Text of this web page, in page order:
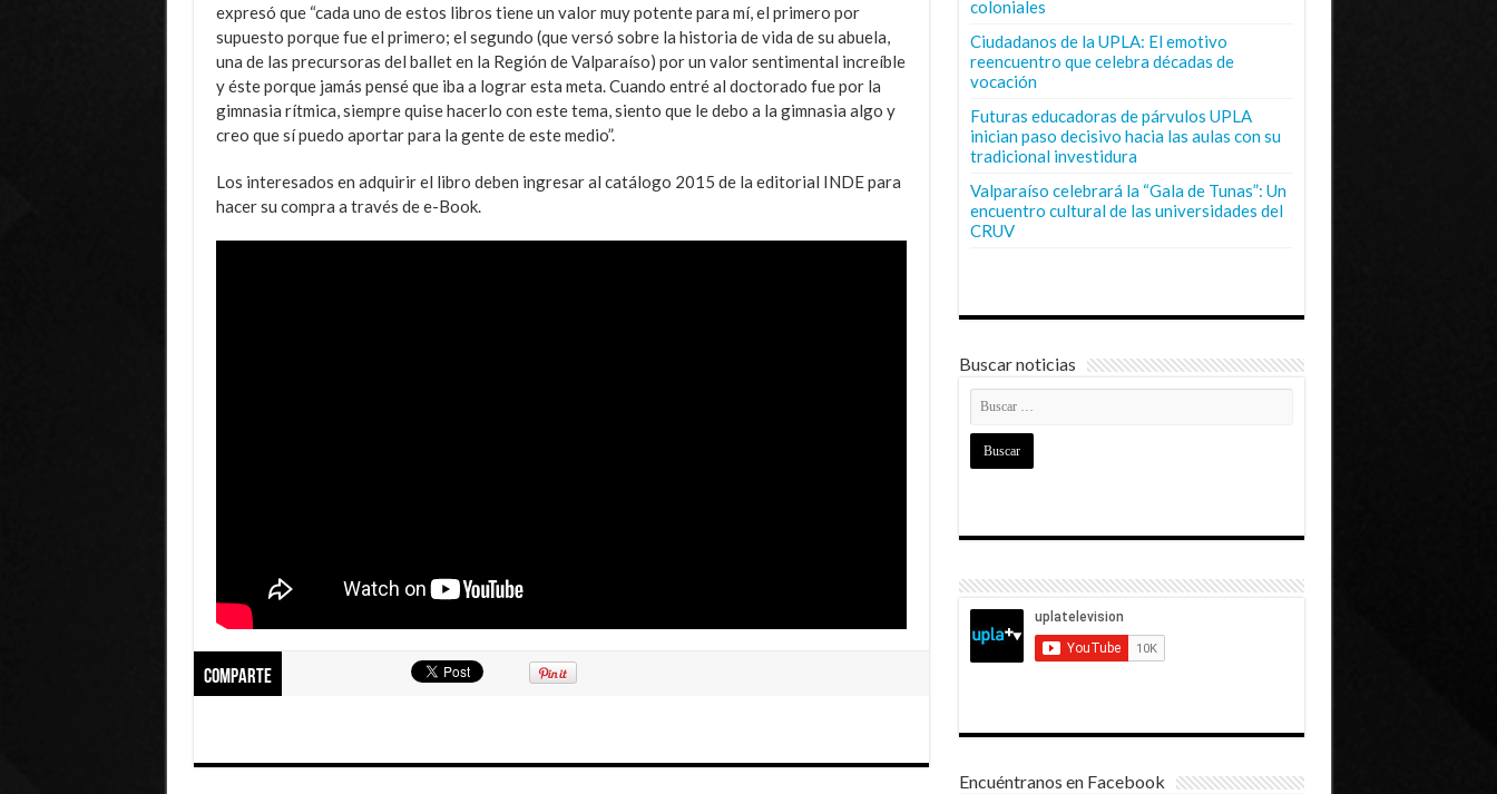
expresó que “cada uno de estos libros tiene un valor muy potente para mí, el primero por
supuesto porque fue el primero; el segundo (que versó sobre la historia de vida de su abuela,
una de las precursoras del ballet en la Región de Valparaíso) por un valor sentimental increíble
y éste porque jamás pensé que iba a lograr esta meta. Cuando entré al doctorado fue por la
gimnasia rítmica, siempre quise hacerlo con este tema, siento que le debo a la gimnasia algo y
creo que sí puedo aportar para la gente de este medio”.
Los interesados en adquirir el libro deben ingresar al catálogo 2015 de la editorial INDE para
hacer su compra a través de e-Book.
Comparte
coloniales
Ciudadanos de la UPLA: El emotivo
reencuentro que celebra décadas de
vocación
Futuras educadoras de párvulos UPLA
inician paso decisivo hacia las aulas con su
tradicional investidura
Valparaíso celebrará la “Gala de Tunas”: Un
encuentro cultural de las universidades del
CRUV
Buscar noticias
Encuéntranos en Facebook